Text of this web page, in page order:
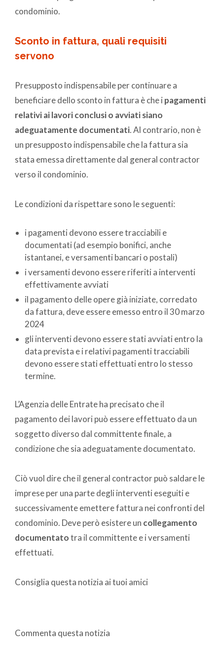
condominio.
Sconto in fattura, quali requisiti
servono
Presupposto indispensabile per continuare a
beneficiare dello sconto in fattura è che i pagamenti
relativi ai lavori conclusi o avviati siano
adeguatamente documentati. Al contrario, non è
un presupposto indispensabile che la fattura sia
stata emessa direttamente dal general contractor
verso il condominio.
Le condizioni da rispettare sono le seguenti:
i pagamenti devono essere tracciabili e
documentati (ad esempio bonifici, anche
istantanei, e versamenti bancari o postali)
i versamenti devono essere riferiti a interventi
effettivamente avviati
il pagamento delle opere già iniziate, corredato
da fattura, deve essere emesso entro il 30 marzo
2024
gli interventi devono essere stati avviati entro la
data prevista e i relativi pagamenti tracciabili
devono essere stati effettuati entro lo stesso
termine.
L’Agenzia delle Entrate ha precisato che il
pagamento dei lavori può essere effettuato da un
soggetto diverso dal committente finale, a
condizione che sia adeguatamente documentato.
Ciò vuol dire che il general contractor può saldare le
imprese per una parte degli interventi eseguiti e
successivamente emettere fattura nei confronti del
condominio. Deve però esistere un collegamento
documentatotra il committente e i versamenti
effettuati.
Consiglia questa notizia ai tuoi amici
Commenta questa notizia